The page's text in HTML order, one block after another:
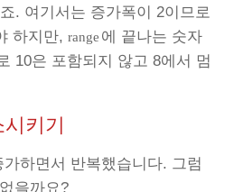
. 여기서는 증가폭이 2이므로
하지만, range 에 끝나는 숫자
10은 포함되지 않고 8에서 멈
키기
하면서 반복했습니다. 그럼
을까요?